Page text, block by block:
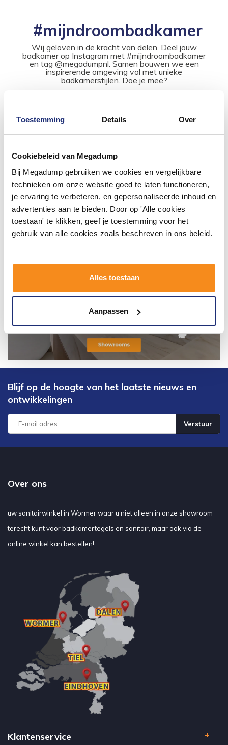
Toestemming Details Over
Cookiebeleid van Megadump
Bij Megadump gebruiken we cookies en vergelijkbare
technieken om onze website goed te laten functioneren,
je ervaring te verbeteren, en gepersonaliseerde inhoud en
advertenties aan te bieden. Door op 'Alle cookies
toestaan' te klikken, geef je toestemming voor het
gebruik van alle cookies zoals beschreven in ons beleid.
Alles toestaan
Aanpassen
#mijndroombadkamer
Wij geloven in de kracht van delen. Deel jouw
badkamer op Instagram met #mijndroombadkamer
en tag @megadumpnl. Samen bouwen we een
inspirerende omgeving vol met unieke
badkamerstijlen. Doe je mee?
Blijf op de hoogte van het laatste nieuws en
ontwikkelingen
Verstuur
Over ons
uw sanitairwinkel in Wormer waar u niet alleen in onze showroom
terecht kunt voor badkamertegels en sanitair, maar ook via de
online winkel kan bestellen!
Klantenservice